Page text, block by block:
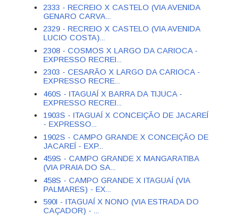
2333 - RECREIO X CASTELO (VIA AVENIDA
GENARO CARVA...
2329 - RECREIO X CASTELO (VIA AVENIDA
LUCIO COSTA)...
2308 - COSMOS X LARGO DA CARIOCA -
EXPRESSO RECREI...
2303 - CESARÃO X LARGO DA CARIOCA -
EXPRESSO RECRE...
460S - ITAGUAÍ X BARRA DA TIJUCA -
EXPRESSO RECREI...
1903S - ITAGUAÍ X CONCEIÇÃO DE JACAREÍ
- EXPRESSO...
1902S - CAMPO GRANDE X CONCEIÇÃO DE
JACAREÍ - EXP...
459S - CAMPO GRANDE X MANGARATIBA
(VIA PRAIA DO SA...
458S - CAMPO GRANDE X ITAGUAÍ (VIA
PALMARES) - EX...
590I - ITAGUAÍ X NONO (VIA ESTRADA DO
CAÇADOR) - ...